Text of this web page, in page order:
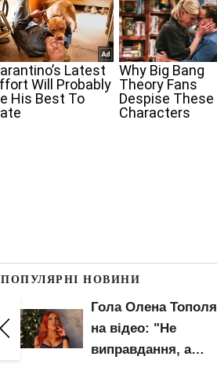
ПОПУЛЯРНІ НОВИНИ
Гола Олена Тополя
засвітила попку та
зону бікіні крупним